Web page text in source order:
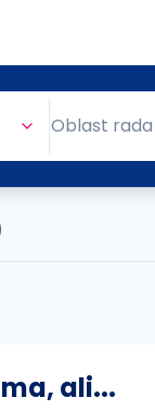
Oblast rada
ali...